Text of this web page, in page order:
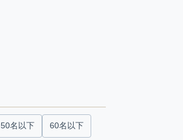
50名以下 60名以下